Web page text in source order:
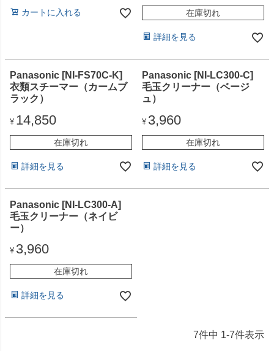
カートに入れる 在庫切れ
詳細を見る
Panasonic [NI-FS70C-K]
衣類スチーマー（カームブ
ラック）
¥ 14,850
在庫切れ
詳細を見る
Panasonic [NI-LC300-C]
毛玉クリーナー（ベージ
ュ）
¥ 3,960
在庫切れ
詳細を見る
Panasonic [NI-LC300-A]
毛玉クリーナー（ネイビ
ー）
¥ 3,960
在庫切れ
詳細を見る
7件中 1-7件表示